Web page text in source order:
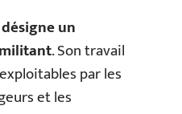
un
. Son travail
par les
et les